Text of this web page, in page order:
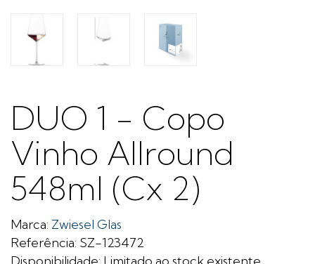
DUO 1 - Copo
Vinho Allround
548ml (Cx 2)
Marca: Zwiesel Glas
Referência: SZ-123472